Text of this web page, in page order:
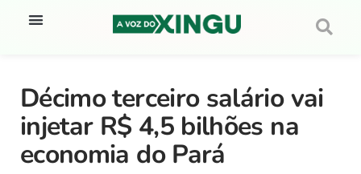
Décimo terceiro salário vai
injetar R$ 4,5 bilhões na
economia do Pará